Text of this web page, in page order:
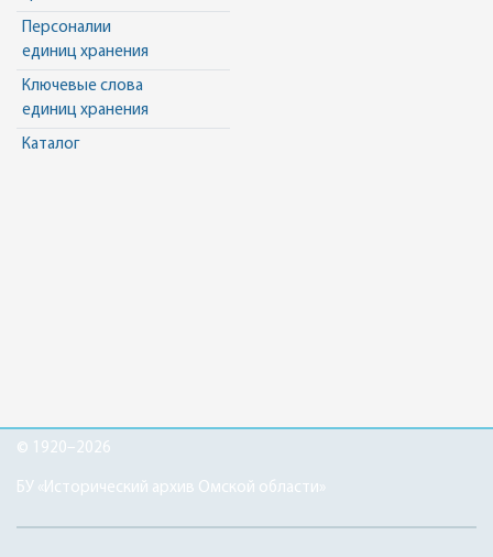
Персоналии
единиц хранения
Ключевые слова
единиц хранения
Каталог
© 1920–2026
БУ «Исторический архив Омской области»